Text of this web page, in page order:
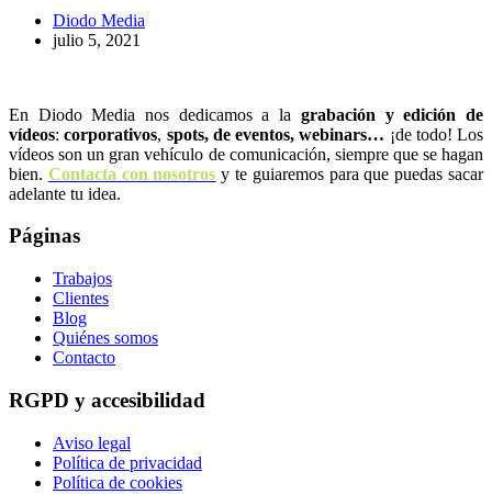
Diodo Media
julio 5, 2021
En Diodo Media nos dedicamos a la grabación y edición de
vídeos: corporativos, spots, de eventos, webinars… ¡de todo! Los
vídeos son un gran vehículo de comunicación, siempre que se hagan
bien. Contacta con nosotros y te guiaremos para que puedas sacar
adelante tu idea.
Páginas
Trabajos
Clientes
Blog
Quiénes somos
Contacto
RGPD y accesibilidad
Aviso legal
Política de privacidad
Política de cookies